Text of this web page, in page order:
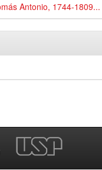
Antonio, 1744-1809...